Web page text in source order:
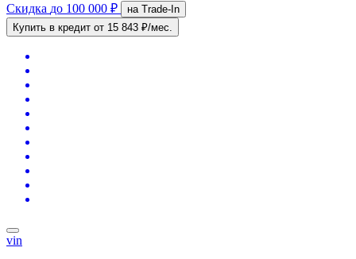
Скидка до 100 000 ₽
на Trade-In
Купить в кредит от 15 843 ₽/мес.
vin